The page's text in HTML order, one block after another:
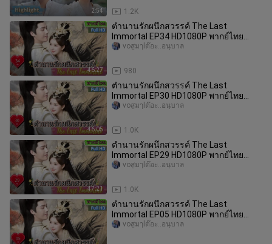
2:54 1.2K
46:27
ตำนานรักผนึกสวรรค์ The Last
Immortal EP34 HD1080P พากย์ไทย
[2023]
980
voสูมๅlต๊อะ..อนุบาล
46:05
ตำนานรักผนึกสวรรค์ The Last
Immortal EP30 HD1080P พากย์ไทย
[2023]
1.0K
voสูมๅlต๊อะ..อนุบาล
47:21
ตำนานรักผนึกสวรรค์ The Last
Immortal EP29 HD1080P พากย์ไทย
[2023]
1.0K
voสูมๅlต๊อะ..อนุบาล
ตำนานรักผนึกสวรรค์ The Last
Immortal EP05 HD1080P พากย์ไทย
[2023]voสูมๅlต๊อะ..อนุบาล